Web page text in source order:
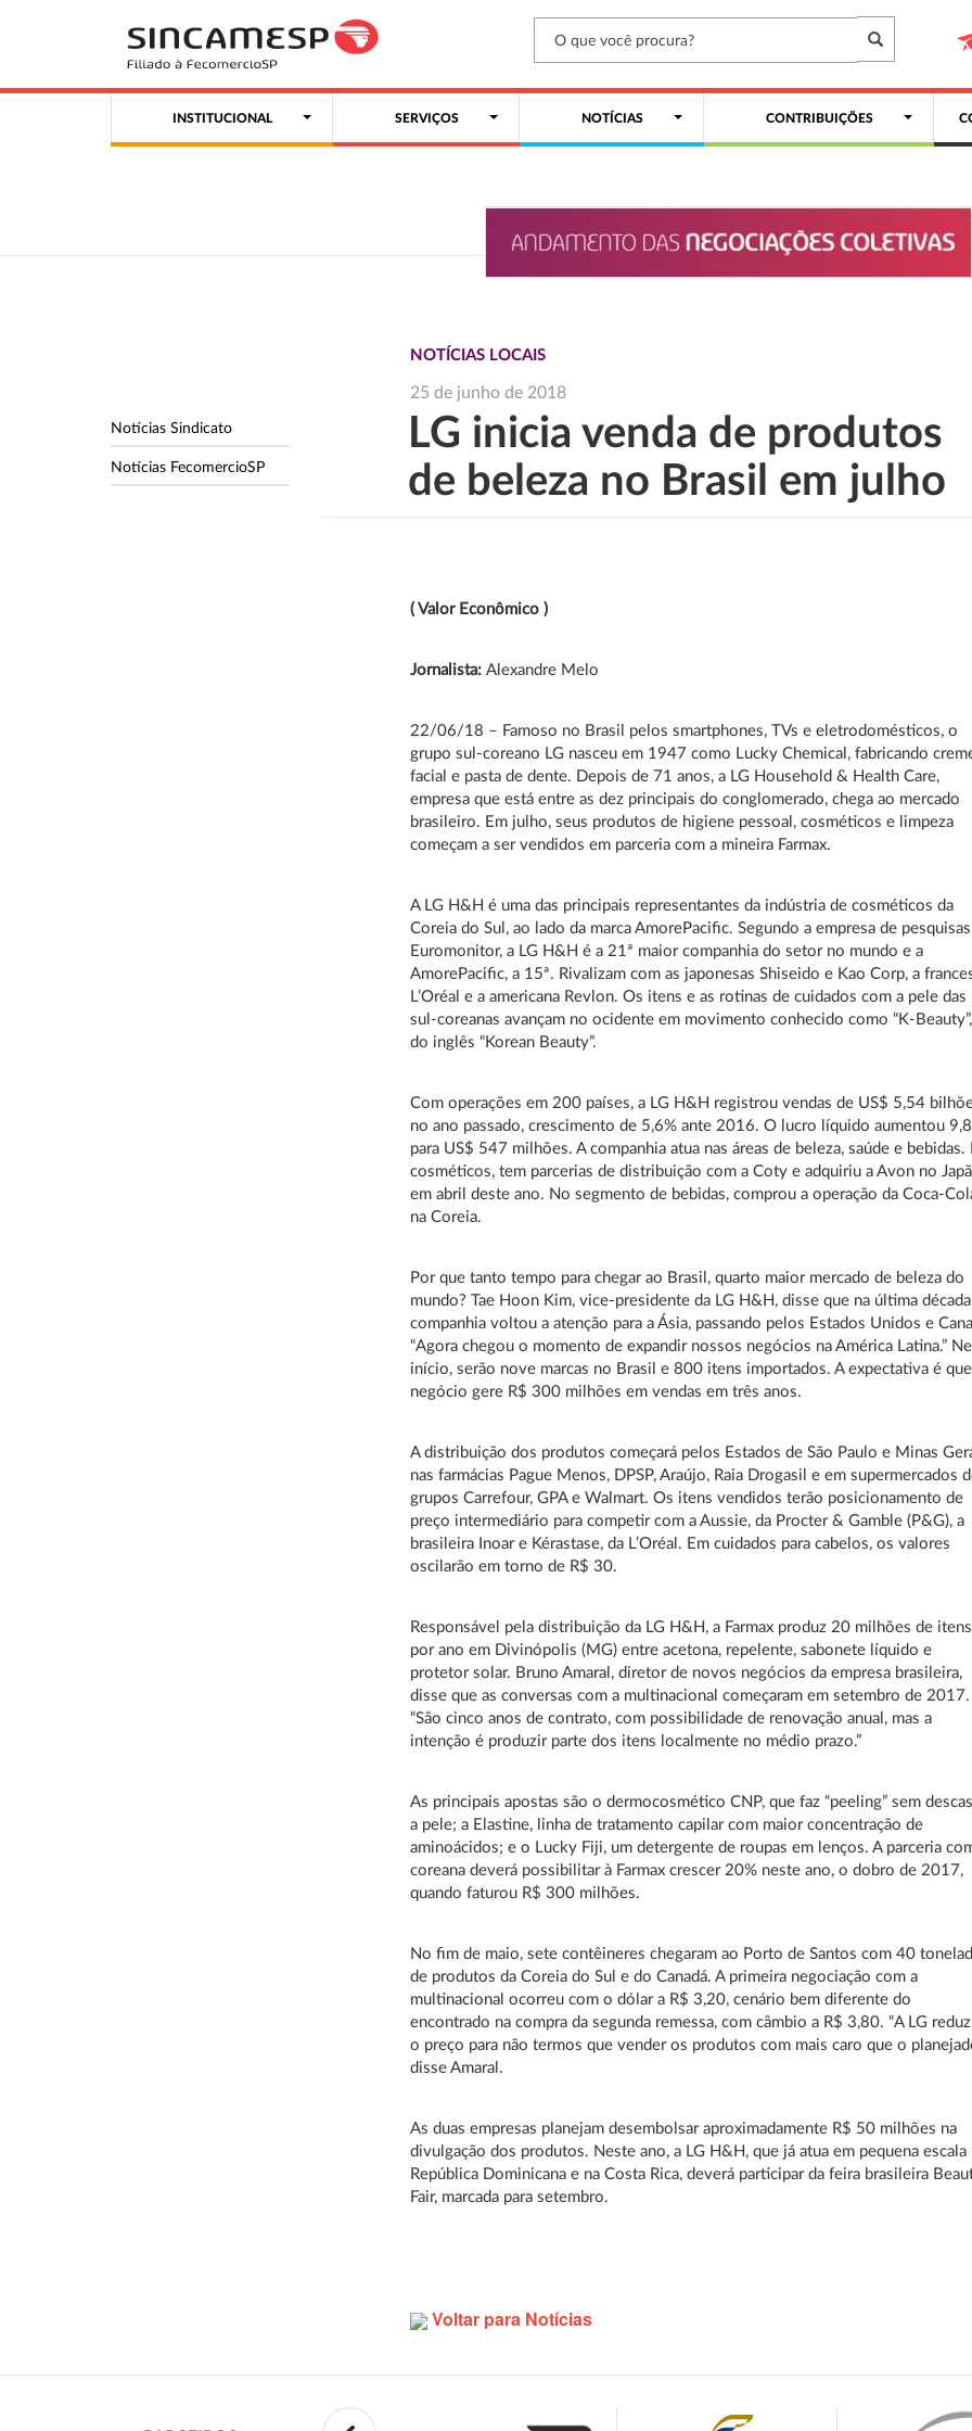
INSTITUCIONAL SERVIÇOS NOTÍCIAS CONTRIBUIÇÕES
Notícias Sindicato
Notícias FecomercioSP
NOTÍCIAS LOCAIS
25 de junho de 2018
LG inicia venda de produtos
de beleza no Brasil em julho
( Valor Econômico )
Jornalista:Alexandre Melo
22/06/18 – Famoso no Brasil pelos smartphones, TVs e eletrodomésticos, o
grupo sul-coreano LG nasceu em 1947 como Lucky Chemical, fabricando
facial e pasta de dente. Depois de 71 anos, a LG Household & Health Care,
empresa que está entre as dez principais do conglomerado, chega ao mercado
brasileiro. Em julho, seus produtos de higiene pessoal, cosméticos e limpeza
começam a ser vendidos em parceria com a mineira Farmax.
A LG H&H é uma das principais representantes da indústria de cosméticos da
Coreia do Sul, ao lado da marca AmorePacific. Segundo a empresa de pesquisas
Euromonitor, a LG H&H é a 21ª maior companhia do setor no mundo e a
AmorePacific, a 15ª. Rivalizam com as japonesas Shiseido e Kao Corp, a
L’Oréal e a americana Revlon. Os itens e as rotinas de cuidados com a pele das
sul-coreanas avançam no ocidente em movimento conhecido como “K-Beauty”,
do inglês “Korean Beauty”.
Com operações em 200 países, a LG H&H registrou vendas de US$ 5,54
no ano passado, crescimento de 5,6% ante 2016. O lucro líquido aumentou
para US$ 547 milhões. A companhia atua nas áreas de beleza, saúde e bebidas.
cosméticos, tem parcerias de distribuição com a Coty e adquiriu a Avon no
em abril deste ano. No segmento de bebidas, comprou a operação da Coca-
na Coreia.
Por que tanto tempo para chegar ao Brasil, quarto maior mercado de beleza do
mundo? Tae Hoon Kim, vice-presidente da LG H&H, disse que na última
companhia voltou a atenção para a Ásia, passando pelos Estados Unidos e
“Agora chegou o momento de expandir nossos negócios na América Latina.”
início, serão nove marcas no Brasil e 800 itens importados. A expectativa é
negócio gere R$ 300 milhões em vendas em três anos.
A distribuição dos produtos começará pelos Estados de São Paulo e Minas
nas farmácias Pague Menos, DPSP, Araújo, Raia Drogasil e em supermercados
grupos Carrefour, GPA e Walmart. Os itens vendidos terão posicionamento de
preço intermediário para competir com a Aussie, da Procter & Gamble (P&G), a
brasileira Inoar e Kérastase, da L’Oréal. Em cuidados para cabelos, os valores
oscilarão em torno de R$ 30.
Responsável pela distribuição da LG H&H, a Farmax produz 20 milhões de itens
por ano em Divinópolis (MG) entre acetona, repelente, sabonete líquido e
protetor solar. Bruno Amaral, diretor de novos negócios da empresa brasileira,
disse que as conversas com a multinacional começaram em setembro de 2017.
“São cinco anos de contrato, com possibilidade de renovação anual, mas a
intenção é produzir parte dos itens localmente no médio prazo.”
As principais apostas são o dermocosmético CNP, que faz “peeling” sem
a pele; a Elastine, linha de tratamento capilar com maior concentração de
aminoácidos; e o Lucky Fiji, um detergente de roupas em lenços. A parceria
coreana deverá possibilitar à Farmax crescer 20% neste ano, o dobro de 2017,
quando faturou R$ 300 milhões.
No fim de maio, sete contêineres chegaram ao Porto de Santos com 40
de produtos da Coreia do Sul e do Canadá. A primeira negociação com a
multinacional ocorreu com o dólar a R$ 3,20, cenário bem diferente do
encontrado na compra da segunda remessa, com câmbio a R$ 3,80. “A LG
o preço para não termos que vender os produtos com mais caro que o
disse Amaral.
As duas empresas planejam desembolsar aproximadamente R$ 50 milhões na
divulgação dos produtos. Neste ano, a LG H&H, que já atua em pequena escala
República Dominicana e na Costa Rica, deverá participar da feira brasileira
Fair, marcada para setembro.
Voltar para Notícias